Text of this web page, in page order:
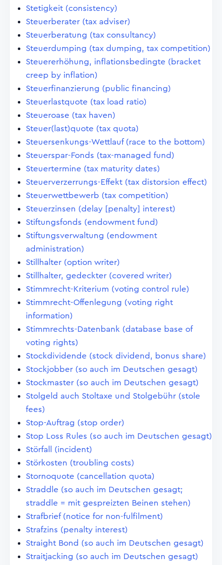
Stetigkeit (consistency)
Steuerberater (tax adviser)
Steuerberatung (tax consultancy)
Steuerdumping (tax dumping, tax competition)
Steuererhöhung, inflationsbedingte (bracket
creep by inflation)
Steuerfinanzierung (public financing)
Steuerlastquote (tax load ratio)
Steueroase (tax haven)
Steuer(last)quote (tax quota)
Steuersenkungs-Wettlauf (race to the bottom)
Steuerspar-Fonds (tax-managed fund)
Steuertermine (tax maturity dates)
Steuerverzerrungs-Effekt (tax distorsion effect)
Steuerwettbewerb (tax competition)
Steuerzinsen (delay [penalty] interest)
Stiftungsfonds (endowment fund)
Stiftungsverwaltung (endowment
administration)
Stillhalter (option writer)
Stillhalter, gedeckter (covered writer)
Stimmrecht-Kriterium (voting control rule)
Stimmrecht-Offenlegung (voting right
information)
Stimmrechts-Datenbank (database base of
voting rights)
Stockdividende (stock dividend, bonus share)
Stockjobber (so auch im Deutschen gesagt)
Stockmaster (so auch im Deutschen gesagt)
Stolgeld auch Stoltaxe und Stolgebühr (stole
fees)
Stop-Auftrag (stop order)
Stop Loss Rules (so auch im Deutschen gesagt)
Störfall (incident)
Störkosten (troubling costs)
Stornoquote (cancellation quota)
Straddle (so auch im Deutschen gesagt;
straddle = mit gespreizten Beinen stehen)
Strafbrief (notice for non-fulfilment)
Strafzins (penalty interest)
Straight Bond (so auch im Deutschen gesagt)
Straitjacking (so auch im Deutschen gesagt)